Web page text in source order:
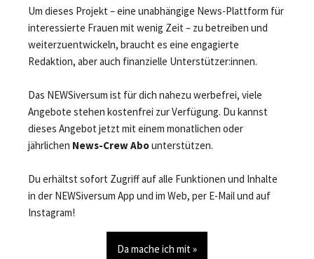
Um dieses Projekt – eine unabhängige News-Plattform für
interessierte Frauen mit wenig Zeit – zu betreiben und
weiterzuentwickeln, braucht es eine engagierte
Redaktion, aber auch finanzielle Unterstützer:innen.
Das NEWSiversum ist für dich nahezu werbefrei, viele
Angebote stehen kostenfrei zur Verfügung. Du kannst
dieses Angebot jetzt mit einem monatlichen oder
jährlichen News-Crew Abounterstützen.
Du erhältst sofort Zugriff auf alle Funktionen und Inhalte
in der NEWSiversum App und im Web, per E-Mail und auf
Instagram!
Da mache ich mit »